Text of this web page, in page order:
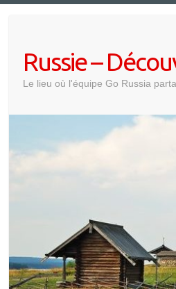
Russie –
Le lieu où l'équipe Go Russia